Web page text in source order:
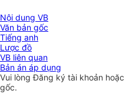
Nội dung VB
Văn bản gốc
Tiếng anh
Lược đồ
VB liên quan
Bản án áp dụng
Vui lòngĐăng ký tài khoản hoặc
gốc.